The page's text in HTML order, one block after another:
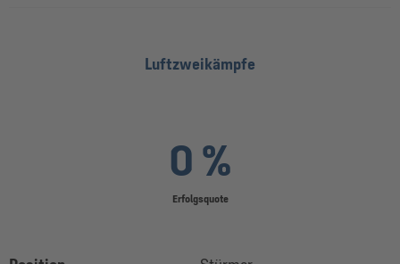
Luftzweikämpfe
Erfolgsquote
0 %